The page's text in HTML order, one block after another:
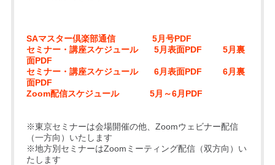
SAマスター倶楽部通信 5月号PDF
セミナー・講座スケジュール 5月表面PDF
5月裏
面PDF
セミナー・講座スケジュール 6月表面PDF
6月裏
面PDF
Zoom配信スケジュール 5月～6月PDF
※東京セミナーは会場開催の他、Zoomウェビナー配信
（一方向）いたします
※地方別セミナーはZoomミーティング配信（双方向）い
たします